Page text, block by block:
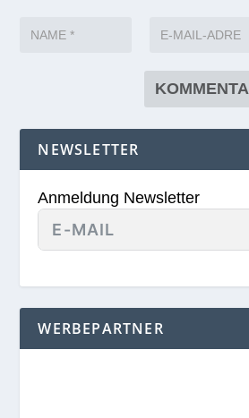
NEWSLETTER
Anmeldung Newsletter
WERBEPARTNER